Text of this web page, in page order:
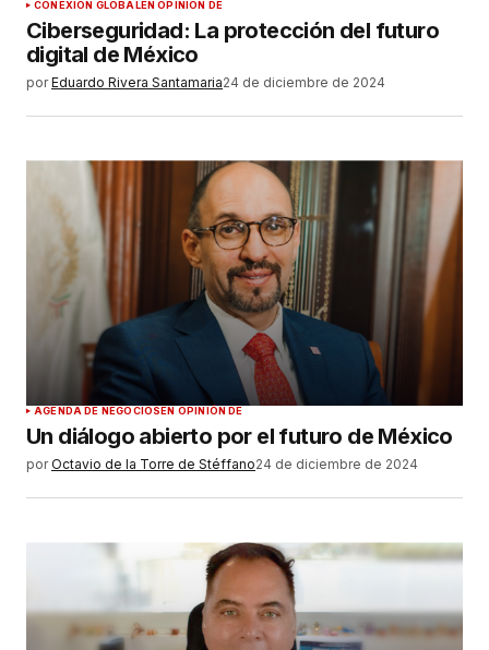
CONEXIÓN GLOBALEN OPINIÓN DE
Ciberseguridad: La protección del futuro
digital de México
por Eduardo Rivera Santamaria24 de diciembre de 2024
AGENDA DE NEGOCIOSEN OPINIÓN DE
Un diálogo abierto por el futuro de México
por Octavio de la Torre de Stéffano24 de diciembre de 2024